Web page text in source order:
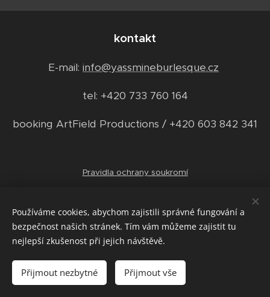
kontakt
E-mail: info@yassmineburlesque.cz
tel: +420 733 760 164
booking ArtField Productions / +420 603 842 341
Pravidla ochrany soukromí
Vytvořeno službou Cookies
Používáme cookies, abychom zajistili správné fungování a
bezpečnost našich stránek. Tím vám můžeme zajistit tu
nejlepší zkušenost při jejich návštěvě.
Přijmout nezbytné Přijmout vše